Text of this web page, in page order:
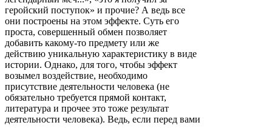
геройский поступок» и прочие? А ведь все
они построены на этом эффекте. Суть его
проста, совершенный обмен позволяет
добавить какому-то предмету или же
действию уникальную характеристику в виде
истории. Однако, для того, чтобы эффект
возымел воздействие, необходимо
присутствие деятельности человека (не
обязательно требуется прямой контакт,
литература и прочее это тоже результат
деятельности человека). Ведь, если перед вами